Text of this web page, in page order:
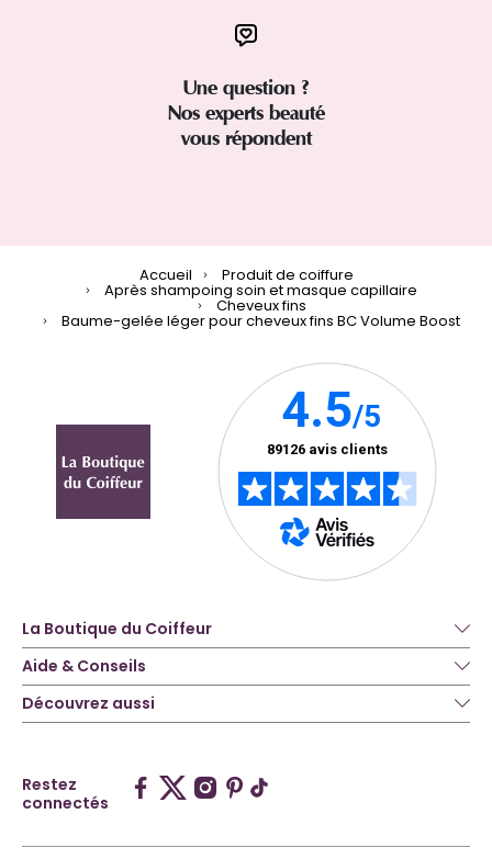
Une question ?
Nos experts beauté
vous répondent
Accueil Produit de coiffure
Après shampoing soin et masque capillaire
Cheveux fins
Baume-gelée léger pour cheveux fins BC Volume Boost
La Boutique du Coiffeur
Aide & Conseils
Découvrez aussi
Restez
connectés